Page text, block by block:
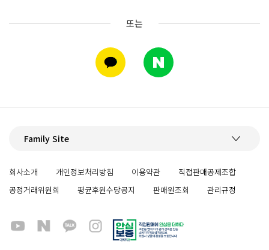
또는
Family Site
회사소개 개인정보처리방침 이용약관
직접판매공제조합
공정거래위원회
평균후원수당공지 판매원조회 관리규정